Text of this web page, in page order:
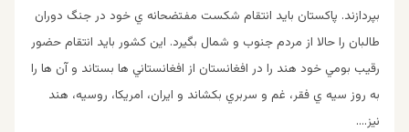
بپردازند. پاكستان بايد انتقام شكست مفتضحانه ي خود در جنگ دوران
طالبان را حالا از مردم جنوب و شمال بگيرد. اين كشور بايد انتقام حضور
رقيب بومي خود هند را در افغانستان از افغانستاني ها بستاند و آن ها را
به روز سيه ي فقر، غم و سربري بكشاند و ايران، امريكا، روسيه، هند
نيز….